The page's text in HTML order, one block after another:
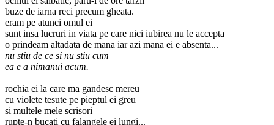
buze de iarna reci precum gheata.
eram pe atunci omul ei
sunt insa lucruri in viata pe care nici iubirea nu le accepta
o prindeam altadata de mana iar azi mana ei e absenta...
nu stiu de ce si nu stiu cum
ea e a nimanui acum.
rochia ei la care ma gandesc mereu
cu violete tesute pe pieptul ei greu
si multele mele scrisori
rupte-n bucati cu falangele ei lungi...